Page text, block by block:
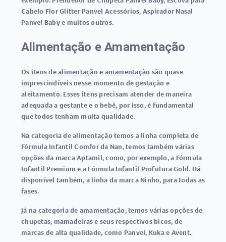
Cabelo Flor Glitter Panvel Acessórios, Aspirador Nasal
Panvel Baby e muitos outros.
Alimentação e Amamentação
Os itens dealimentaçãoe amamentação são quase
imprescindíveis nesse momento de gestação e
aleitamento. Esses itens precisam atender de maneira
adequada a gestante e o bebê, por isso, é fundamental
que todos tenham muita qualidade.
Na categoria de alimentação temos a linha completa de
Fórmula Infantil Comfor da Nan, temos também várias
opções da marca Aptamil, como, por exemplo, a Fórmula
Infantil Premium e a Fórmula Infantil Profutura Gold. Há
disponível também, a linha da marca Ninho, para todas as
fases.
Já na categoria de amamentação, temos várias opções de
chupetas, mamadeiras e seus respectivos bicos, de
marcas de alta qualidade, como Panvel, Kuka e Avent.